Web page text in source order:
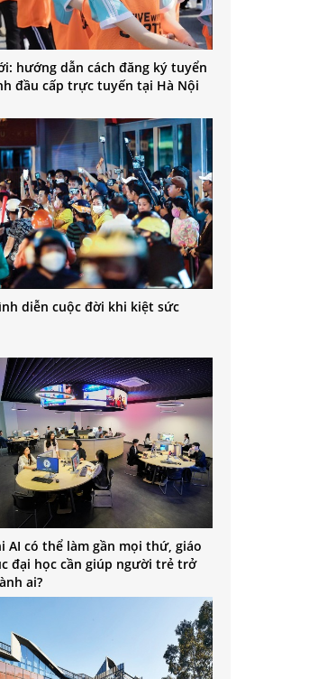
hướng dẫn cách đăng ký tuyển
đầu cấp trực tuyến tại Hà Nội
diễn cuộc đời khi kiệt sức
AI có thể làm gần mọi thứ, giáo
đại học cần giúp người trẻ trở
ai?